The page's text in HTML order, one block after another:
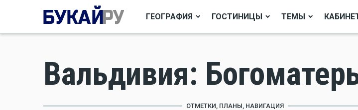
ГЕОГРАФИЯ ГОСТИНИЦЫ ТЕМЫ
Вальдивия:
ОТМЕТКИ, ПЛАНЫ, НАВИГАЦИЯ